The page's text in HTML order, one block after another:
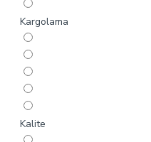
Kargolama
Kalite